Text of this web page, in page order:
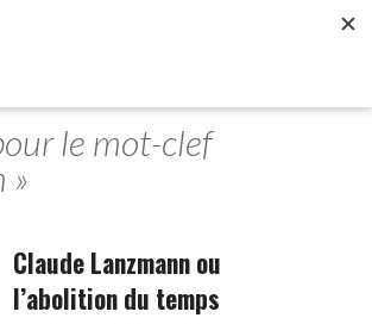
le mot-clef
»
Claude Lanzmann ou
l’abolition du temps